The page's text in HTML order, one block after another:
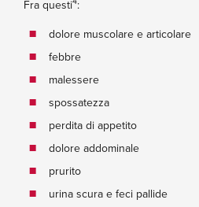
Fra questi :
dolore muscolare e articolare
febbre
malessere
spossatezza
perdita di appetito
dolore addominale
prurito
urina scura e feci pallide